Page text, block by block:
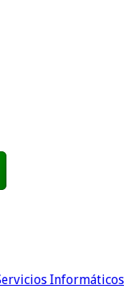
Informáticos